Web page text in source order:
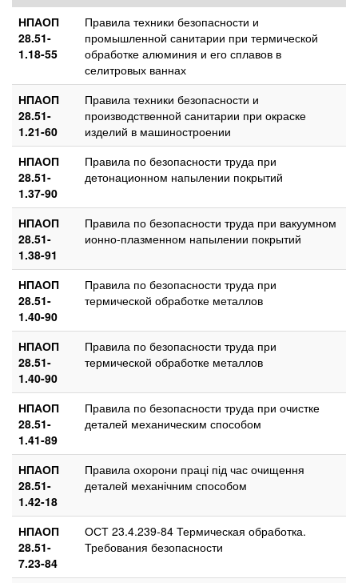
НПАОП
28.51-
1.18-55
Правила техники безопасности и
промышленной санитарии при термической
обработке алюминия и его сплавов в
селитровых ваннах
НПАОП
28.51-
1.21-60
Правила техники безопасности и
производственной санитарии при окраске
изделий в машиностроении
НПАОП
28.51-
1.37-90
Правила по безопасности труда при
детонационном напылении покрытий
НПАОП
28.51-
1.38-91
Правила по безопасности труда при вакуумном
ионно-плазменном напылении покрытий
НПАОП
28.51-
1.40-90
Правила по безопасности труда при
термической обработке металлов
НПАОП
28.51-
1.40-90
Правила по безопасности труда при
термической обработке металлов
НПАОП
28.51-
1.41-89
Правила по безопасности труда при очистке
деталей механическим способом
НПАОП
28.51-
1.42-18
Правила охорони праці під час очищення
деталей механічним способом
НПАОП
28.51-
7.23-84
ОСТ 23.4.239-84 Термическая обработка.
Требования безопасности